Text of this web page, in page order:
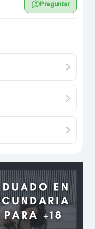
Preguntar